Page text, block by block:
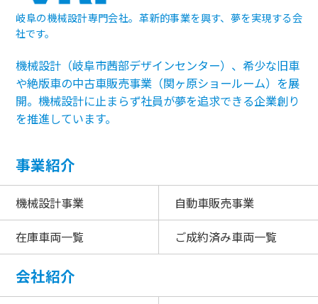
岐阜の機械設計専門会社。革新的事業を興す、夢を実現する会
社です。
機械設計（岐阜市茜部デザインセンター）、希少な旧車
や絶版車の中古車販売事業（関ヶ原ショールーム）を展
開。機械設計に止まらず社員が夢を追求できる企業創り
を推進しています。
事業紹介
機械設計事業 自動車販売事業
在庫車両一覧 ご成約済み車両一覧
会社紹介